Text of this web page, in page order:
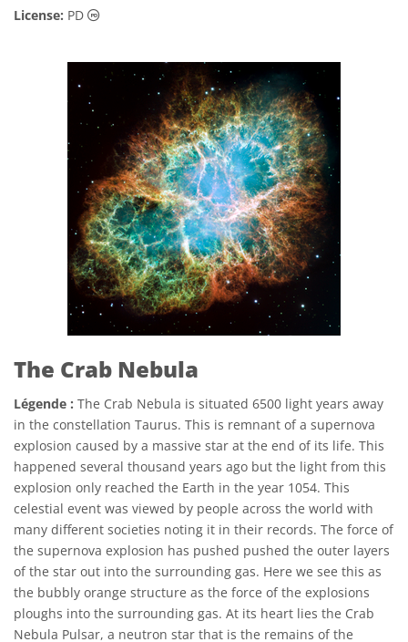
License: PD Domaine Public Icônes
The Crab Nebula
Légende : The Crab Nebula is situated 6500 light years away
in the constellation Taurus. This is remnant of a supernova
explosion caused by a massive star at the end of its life. This
happened several thousand years ago but the light from this
explosion only reached the Earth in the year 1054. This
celestial event was viewed by people across the world with
many different societies noting it in their records. The force of
the supernova explosion has pushed pushed the outer layers
of the star out into the surrounding gas. Here we see this as
the bubbly orange structure as the force of the explosions
ploughs into the surrounding gas. At its heart lies the Crab
Nebula Pulsar, a neutron star that is the remains of the